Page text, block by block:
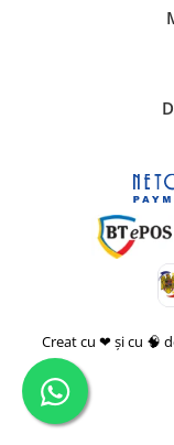
Creat cu ❤ și cu 🧠